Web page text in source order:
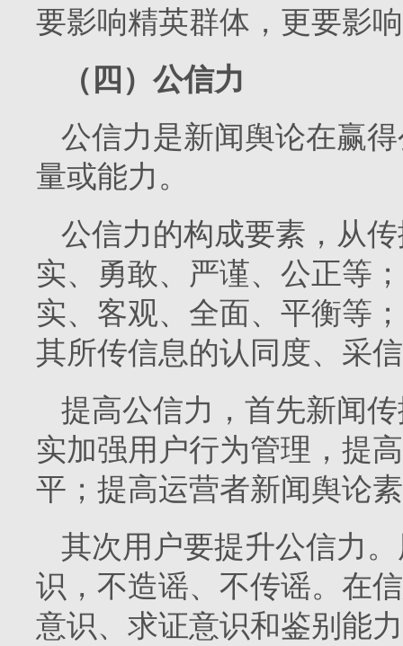
要影响精英群体，更要影
（四）公信力
公信力是新闻舆论在赢
量或能力。
公信力的构成要素，从
实、勇敢、严谨、公正等
实、客观、全面、平衡等
其所传信息的认同度、采
提高公信力，首先新闻
实加强用户行为管理，提
平；提高运营者新闻舆论
其次用户要提升公信力
识，不造谣、不传谣。在
意识、求证意识和鉴别能